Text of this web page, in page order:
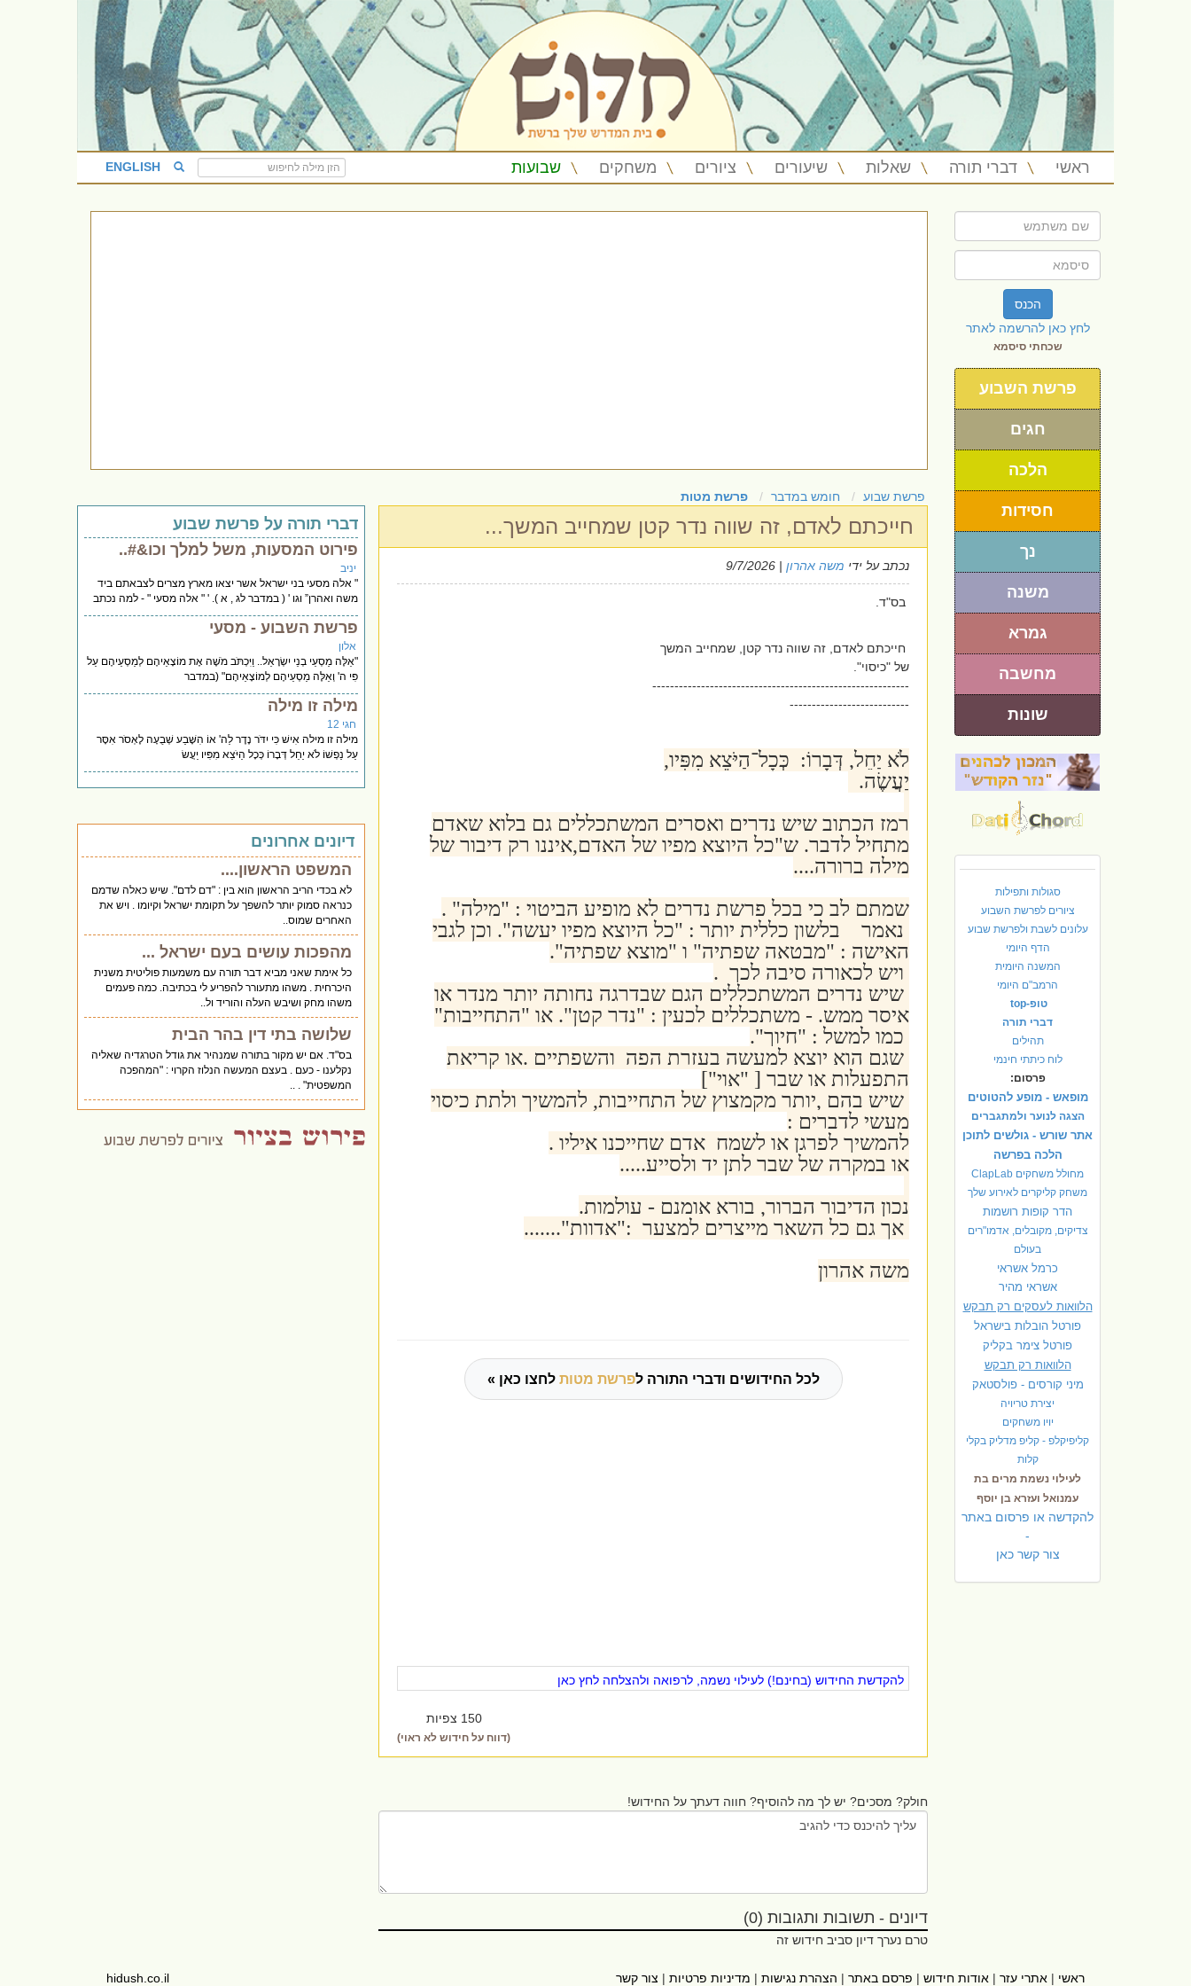
ראשי דברי תורה שאלות שיעורים ציורים משחקים שבועות ENGLISH
הכנס
לחץ כאן להרשמה לאתר
שכחתי סיסמא
פרשת השבוע
חגים
הלכה
חסידות
נך
משנה
גמרא
מחשבה
שונות
סגולות ותפילות
ציורים לפרשת השבוע
עלונים לשבת ולפרשת שבוע
הדף היומי
המשנה היומית
הרמב"ם היומי
טופ-top
דברי תורה
תהילים
לוח כיתתי חינמי
פרסום:
מופאש - מופע להטוטים
הצגה לנוער ולמתגברים
אתר שורש - גולשים לתוכן
הלכה בפרשה
מחולל משחקים ClapLab
משחק קליקרים לאירוע שלך
הדר קופות רושמות
צדיקים, מקובלים, אדמו"רים
בעולם
כרמל אשראי
אשראי מהיר
הלוואות לעסקים רק תבקש
פורטל הובלות בישראל
פורטל צימר בקליק
הלוואות רק תבקש
מיני קורסים - פולסטאק
יצירת טריויה
יויו משחקים
קליפיקלפ - קליפ מדליק בקלי
קלות
לעילוי נשמת מרים בת
עמנואל ועזרא בן יוסף
להקדשה או פרסום באתר
-
צור קשר כאן
פרשת שבוע חומש במדבר פרשת מטות
חייכתם לאדם, זה שווה נדר קטן שמחייב המשך...
נכתב על ידי משה אהרון | 9/7/2026
בס"ד.
חייכתם לאדם, זה שווה נדר קטן, שמחייב המשך
של "כיסוי".
----------------------------------------------------------
---------------------------
לֹא יַחֵל, דְּבָרוֹ: כְּכָל־הַיֹּצֵא מִפִּיו,
יַעֲשֶׂה.
רמז הכתוב שיש נדרים ואסרים המשתכללים גם בלוא שאדם
מתחיל לדבר. ש"כל היוצא מפיו של האדם,איננו רק דיבור של
מילה ברורה....
שמתם לב כי בכל פרשת נדרים לא מופיע הביטוי : "מילה" .
נאמר בלשון כללית יותר : "כל היוצא מפיו יעשה". וכן לגבי
האישה : "מבטאה שפתיה" ו "מוצא שפתיה".
ויש לכאורה סיבה לכך .
שיש נדרים המשתכללים הגם שבדרגה נחותה יותר מנדר או
איסר ממש. - משתכללים לכעין : "נדר קטן". או "התחייבות"
כמו למשל : "חיוך".
שגם הוא יוצא למעשה בעזרת הפה והשפתיים .או קריאת
התפעלות או שבר [ "אוי"]
שיש בהם ,יותר מקמצוץ של התחייבות, להמשיך ולתת כיסוי
מעשי לדברים :
להמשיך לפרגן או לשמח אדם שחייכנו איליו .
או במקרה של שבר לתן יד ולסייע.....
נכון הדיבור הברור, בורא אומנם - עולמות.
אך גם כל השאר מייצרים למצער :"אדוות".......
משה אהרון
לכל החידושים ודברי התורה לפרשת מטות לחצו כאן »
להקדשת החידוש (בחינם!) לעילוי נשמה, לרפואה ולהצלחה לחץ כאן
150 צפיות
(דווח על חידוש לא ראוי)
חולק? מסכים? יש לך מה להוסיף? חווה דעתך על החידוש!
דיונים - תשובות ותגובות (0)
טרם נערך דיון סביב חידוש זה
דברי תורה על פרשת שבוע
פירוט המסעות, משל למלך וכו&#..
יניב
" אלה מסעי בני ישראל אשר יצאו מארץ מצרים לצבאתם ביד
משה ואהרן” וגו ' ( במדבר לג , א ). ' " אלה מסעי " - למה נכתב
פרשת השבוע - מסעי
אלון
"אֵלֶּה מַסְעֵי בְנֵי יִשְׂרָאֵל.. וַיִּכְתֹּב מֹשֶׁה אֶת מוֹצָאֵיהֶם לְמַסְעֵיהֶם עַל
פִּי ה' וְאֵלֶּה מַסְעֵיהֶם לְמוֹצָאֵיהֶם" (במדבר
מילה זו מילה
חגי 12
מילה זו מילה אִישׁ כִּי יִדֹּר נֶדֶר לַה' אוֹ הִשָּׁבַע שְׁבֻעָה לֶאְסֹר אִסָּר
עַל נַפְשׁוֹ לֹא יַחֵל דְּבָרוֹ כְּכָל הַיֹּצֵא מִפִּיו יַעֲשׂ
דיונים אחרונים
המשפט הראשון....
לא בכדי הריב הראשון הוא בין : "דם לדם". שיש כאלה שדמם
כנראה סמוק יותר להשפך על תקומת ישראל וקיומו . ויש את
האחרים שמוס..
מהפכות עושים בעם ישראל ...
כל אימת שאני מביא דבר תורה עם משמעות פוליטית משנית
היכרחית . משהו מתעורר להפריע לי בכתיבה. כמה פעמים
משהו מחק ושיבש העלה והוריד ול..
שלושה בתי דין בהר הבית
בס"ד. אם יש מקור בתורה שמנהיר את גודל הטרגדיה שאליה
נקלענו - כעם . בעצם המעשה הנלוז הקרוי : "המהפכה
המשפטית" . ..
ראשי | אתרי עזר | אודות חידוש | פרסם באתר | הצהרת נגישות | מדיניות פרטיות | צור קשר hidush.co.il